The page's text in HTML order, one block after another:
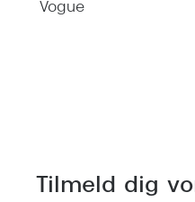
Vogue
Tilmeld dig